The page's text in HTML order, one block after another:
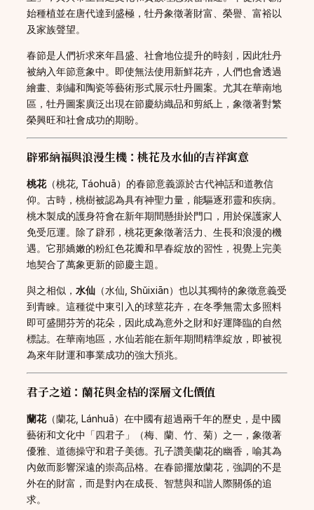
始種植並在唐代達到盛極，牡丹象徵著財富、榮譽、富裕以
及家族聲望。
春節是人們祈求來年昌盛、社會地位提升的時刻，因此牡丹
被納入年節意象中。即使無法使用新鮮花卉，人們也會透過
繪畫、刺繡和陶瓷等藝術形式展示牡丹圖案。尤其在華南地
區，牡丹圖案廣泛出現在節慶紡織品和剪紙上，象徵著對繁
榮興旺和社會成功的期盼。
辟邪納福與浪漫生機：桃花及水仙的吉祥寓意
桃花（桃花, Táohuā）的春節意義源於古代神話和道教信
仰。古時，桃樹被認為具有神聖力量，能驅逐邪靈和疾病。
桃木製成的護身符會在新年期間懸掛於門口，用於保護家人
免受厄運。除了辟邪，桃花更象徵著活力、生長和浪漫的機
遇。它那嬌嫩的粉紅色花瓣和早春綻放的習性，視覺上完美
地契合了萬象更新的節慶主題。
與之相似， 水仙 （水仙, Shǔixiān）也以其獨特的象徵意義受
到青睞。這種從中東引入的球莖花卉，在冬季無需太多照料
即可盛開芬芳的花朵，因此成為意外之財和好運降臨的自然
標誌。在華南地區，水仙若能在新年期間精準綻放，即被視
為來年財運和事業成功的強大預兆。
君子之道：蘭花與金桔的深層文化價值
蘭花（蘭花, Lánhuā）在中國有超過兩千年的歷史，是中國
藝術和文化中「四君子」（梅、蘭、竹、菊）之一，象徵著
優雅、道德操守和君子美德。孔子讚美蘭花的幽香，喻其為
內斂而影響深遠的崇高品格。在春節擺放蘭花，強調的不是
外在的財富，而是對內在成長、智慧與和諧人際關係的追
求。